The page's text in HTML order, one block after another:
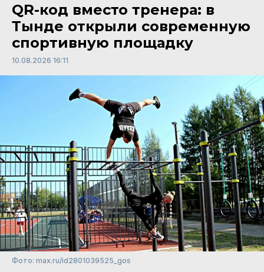
QR-код вместо тренера: в
Тынде открыли современную
спортивную площадку
10.08.2026 16:11
Фото: max.ru/id2801039525_gos